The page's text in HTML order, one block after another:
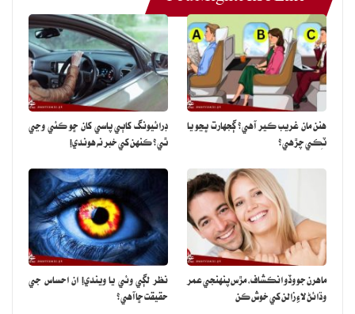
هنن مان غريب ڪير آهي؟ ڳجهارت ڀڃو يا
ٽِڪي چڙهي؟
ڊرائيونگ کاٻي پاسي کان ڇو ڪئي وڃي
ٿي؟ ڪنهن کي خبر نه هوندي!
ماهرن جو وڏو انڪشاف، مڙس پنهنجي عمر
وڌائڻ لاءِ زالن کي خوش ڪن
نظر لڳي وئي يا ويندي! ان احساس جي
حقيقت ڇا آهي؟